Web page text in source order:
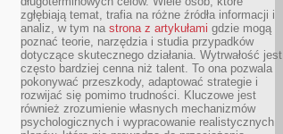
zgłębiają temat, trafia na różne źródła informacji i
analiz, w tym na strona z artykułami gdzie mogą
poznać teorie, narzędzia i studia przypadków
dotyczące skutecznego działania. Wytrwałość jest
często bardziej cenna niż talent. To ona pozwala
pokonywać przeszkody, adaptować strategie i
rozwijać się pomimo trudności. Kluczowe jest
również zrozumienie własnych mechanizmów
psychologicznych i wypracowanie realistycznych